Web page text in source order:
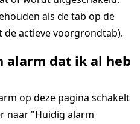
als de tab op de
actieve voorgrondtab).
alarm dat ik al heb
op deze pagina schakelt
naar "Huidig alarm